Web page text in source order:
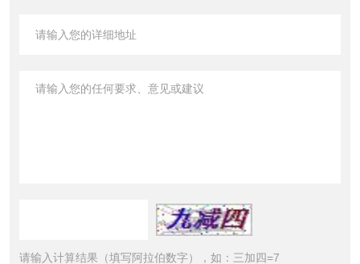
请输入计算结果（填写阿拉伯数字），如：三加四=7